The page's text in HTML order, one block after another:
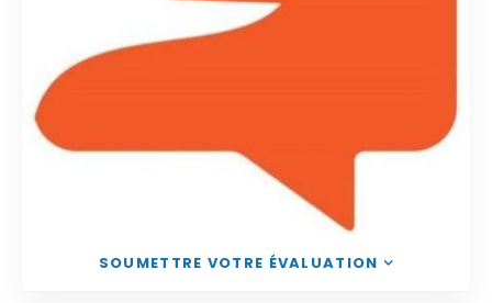
SOUMETTRE VOTRE ÉVALUATION